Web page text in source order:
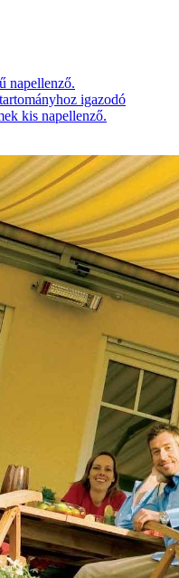
napellenző.
igazodó
kis napellenző.